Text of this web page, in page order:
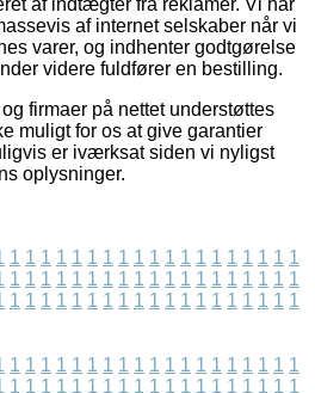
af internet selskaber når vi
varer, og indhenter godtgørelse
videre fuldfører en bestilling.
firmaer på nettet understøttes
muligt for os at give garantier
er iværksat siden vi nyligst
oplysninger.
1 1 1 1 1 1 1 1 1 1 1 1 1 1 1 1 1 1 1
1 1 1 1 1 1 1 1 1 1 1 1 1 1 1 1 1 1 1
1 1 1 1 1 1 1 1 1 1 1 1 1 1 1 1 1 1 1
1 1 1 1 1 1 1 1 1 1 1 1 1 1 1 1 1 1 1
1 1 1 1 1 1 1 1 1 1 1 1 1 1 1 1 1 1 1